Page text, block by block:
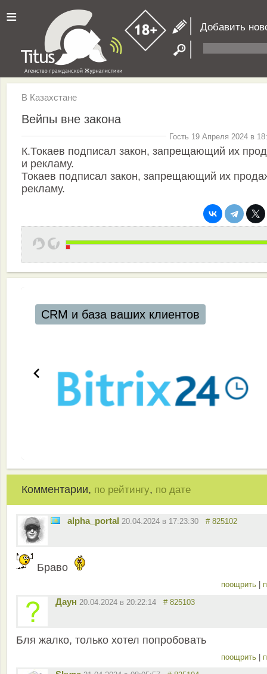
≡ Добавить
В Казахстане
Вейпы вне закона
Гость 19 Апреля 2024 в
К.Токаев подписал закон, запрещающий их
и рекламу.
Токаев подписал закон, запрещающий их
рекламу.
CRM и база ваших клиентов
Комментарии, по рейтингу, по дате
alpha_portal 20.04.2024 в 17:23:30 # 825102
Браво
поощрить
Даун 20.04.2024 в 20:22:14 # 825103
Бля жалко, только хотел попробовать
поощрить